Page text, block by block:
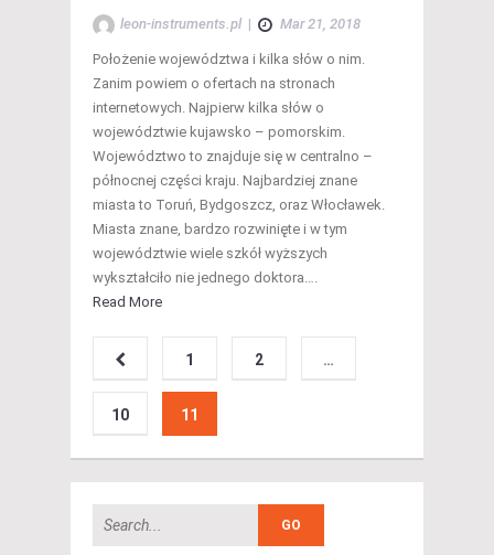
leon-instruments.pl | Mar 21, 2018
Położenie województwa i kilka słów o nim.
Zanim powiem o ofertach na stronach
internetowych. Najpierw kilka słów o
województwie kujawsko – pomorskim.
Województwo to znajduje się w centralno –
północnej części kraju. Najbardziej znane
miasta to Toruń, Bydgoszcz, oraz Włocławek.
Miasta znane, bardzo rozwinięte i w tym
województwie wiele szkół wyższych
wykształciło nie jednego doktora….
Read More
1 2 …
10 11